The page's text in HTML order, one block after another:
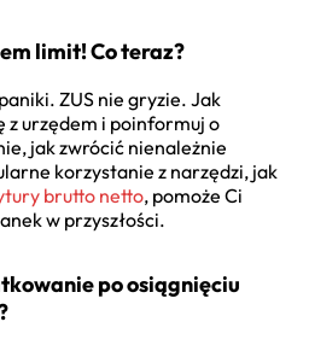
limit! Co teraz?
ZUS nie gryzie. Jak
z urzędem i poinformuj o
jak zwrócić nienależnie
korzystanie z narzędzi, jak
brutto netto, pomoże Ci
w przyszłości.
po osiągnięciu